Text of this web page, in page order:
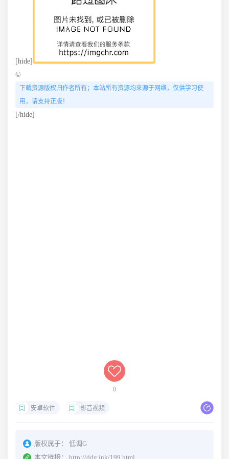
[hide]
©
下载资源版权归作者所有；本站所有资源均来源于网络，仅供学习使
用，请支持正版！
[/hide]
0
安卓软件 影音视频
版权属于：
低调G
本文链接：
http://ddg.ink/199.html